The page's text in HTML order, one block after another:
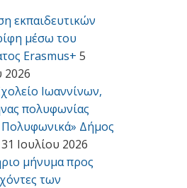
εκπαιδευτικών
μέσω του
Erasmus+ 5
2026
Ιωαννίνων,
πολυφωνίας
Πολυφωνικά» Δήμος
31 Ιουλίου 2026
μήνυμα προς
των